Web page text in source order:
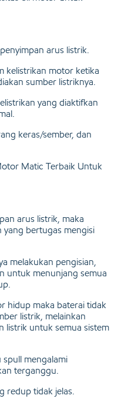
arus listrik.
kelistrikan motor ketika
sumber listriknya.
yang diaktifkan
keras/sember, dan
Matic Terbaik Untuk
arus listrik, maka
bertugas mengisi
melakukan pengisian,
untuk menunjang semua
hidup maka baterai tidak
listrik, melainkan
listrik untuk semua sistem
spull mengalami
terganggu.
redup tidak jelas.